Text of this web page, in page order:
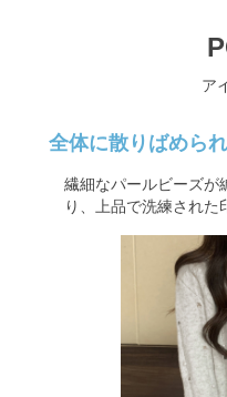
ア
全体に散りばめら
繊細なパールビーズが
り、上品で洗練された